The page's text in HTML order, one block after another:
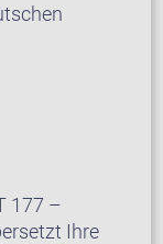
177 –
Ihre